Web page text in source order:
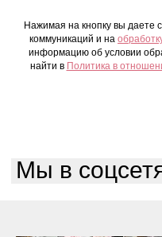
Нажимая на кнопку вы даете
коммуникаций и на
информацию об условии
найти в Политика в
Мы в